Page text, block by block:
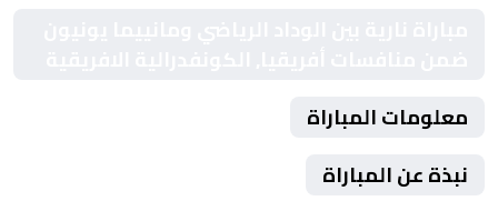
معلومات المباراة
نبذة عن المباراة